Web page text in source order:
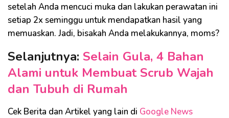
setelah Anda mencuci muka dan lakukan perawatan ini
setiap 2x seminggu untuk mendapatkan hasil yang
memuaskan. Jadi, bisakah Anda melakukannya, moms?
Selanjutnya: Selain Gula, 4 Bahan
Alami untuk Membuat Scrub Wajah
dan Tubuh di Rumah
Cek Berita dan Artikel yang lain di Google News